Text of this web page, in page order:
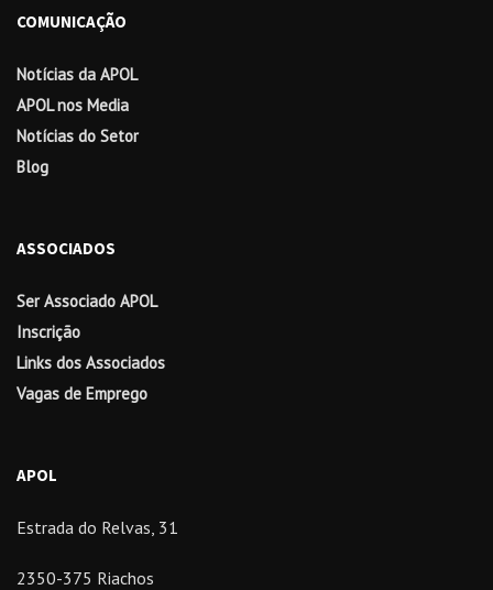
COMUNICAÇÃO
Notícias da APOL
APOL nos Media
Notícias do Setor
Blog
ASSOCIADOS
Ser Associado APOL
Inscrição
Links dos Associados
Vagas de Emprego
APOL
Estrada do Relvas, 31
2350-375 Riachos